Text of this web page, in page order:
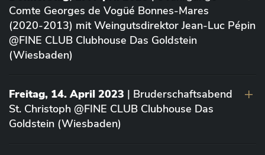
Comte Georges de Vogüé Bonnes-Mares
(2020-2013) mit Weingutsdirektor Jean-Luc Pépin
@FINE CLUB Clubhouse Das Goldstein
(Wiesbaden)
Freitag, 14. April 2023 | Bruderschaftsabend
St. Christoph @FINE CLUB Clubhouse Das
Goldstein (Wiesbaden)